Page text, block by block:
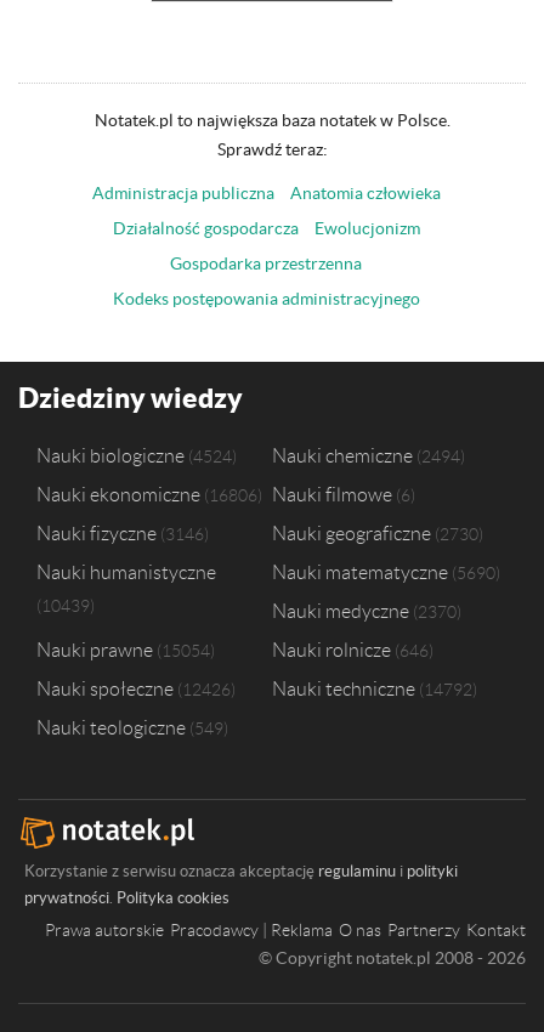
Notatek.pl to największa baza notatek w Polsce.
Sprawdź teraz:
Administracja publiczna
Anatomia człowieka
Działalność gospodarcza
Ewolucjonizm
Gospodarka przestrzenna
Kodeks postępowania administracyjnego
Dziedziny wiedzy
Nauki biologiczne 4524 Nauki chemiczne 2494
Nauki ekonomiczne 16806 Nauki filmowe 6
Nauki fizyczne 3146 Nauki geograficzne 2730
Nauki humanistyczne
10439
Nauki matematyczne 5690
Nauki medyczne 2370
Nauki prawne 15054 Nauki rolnicze 646
Nauki społeczne 12426 Nauki techniczne 14792
Nauki teologiczne 549
Korzystanie z serwisu oznacza akceptację regulaminu i polityki
prywatności. Polityka cookies
Prawa autorskie Pracodawcy | Reklama O nas Partnerzy Kontakt
© Copyright notatek.pl 2008 - 2026